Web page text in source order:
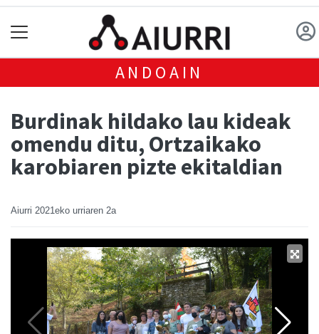
ANDOAIN
Burdinak hildako lau kideak
omendu ditu, Ortzaikako
karobiaren pizte ekitaldian
Aiurri 2021eko urriaren 2a